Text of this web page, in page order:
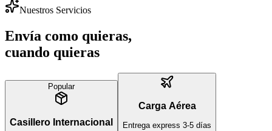
Nuestros Servicios
Envía como quieras,
cuando quieras
Popular
Casillero Internacional
Carga Aérea
Entrega express 3-5 días